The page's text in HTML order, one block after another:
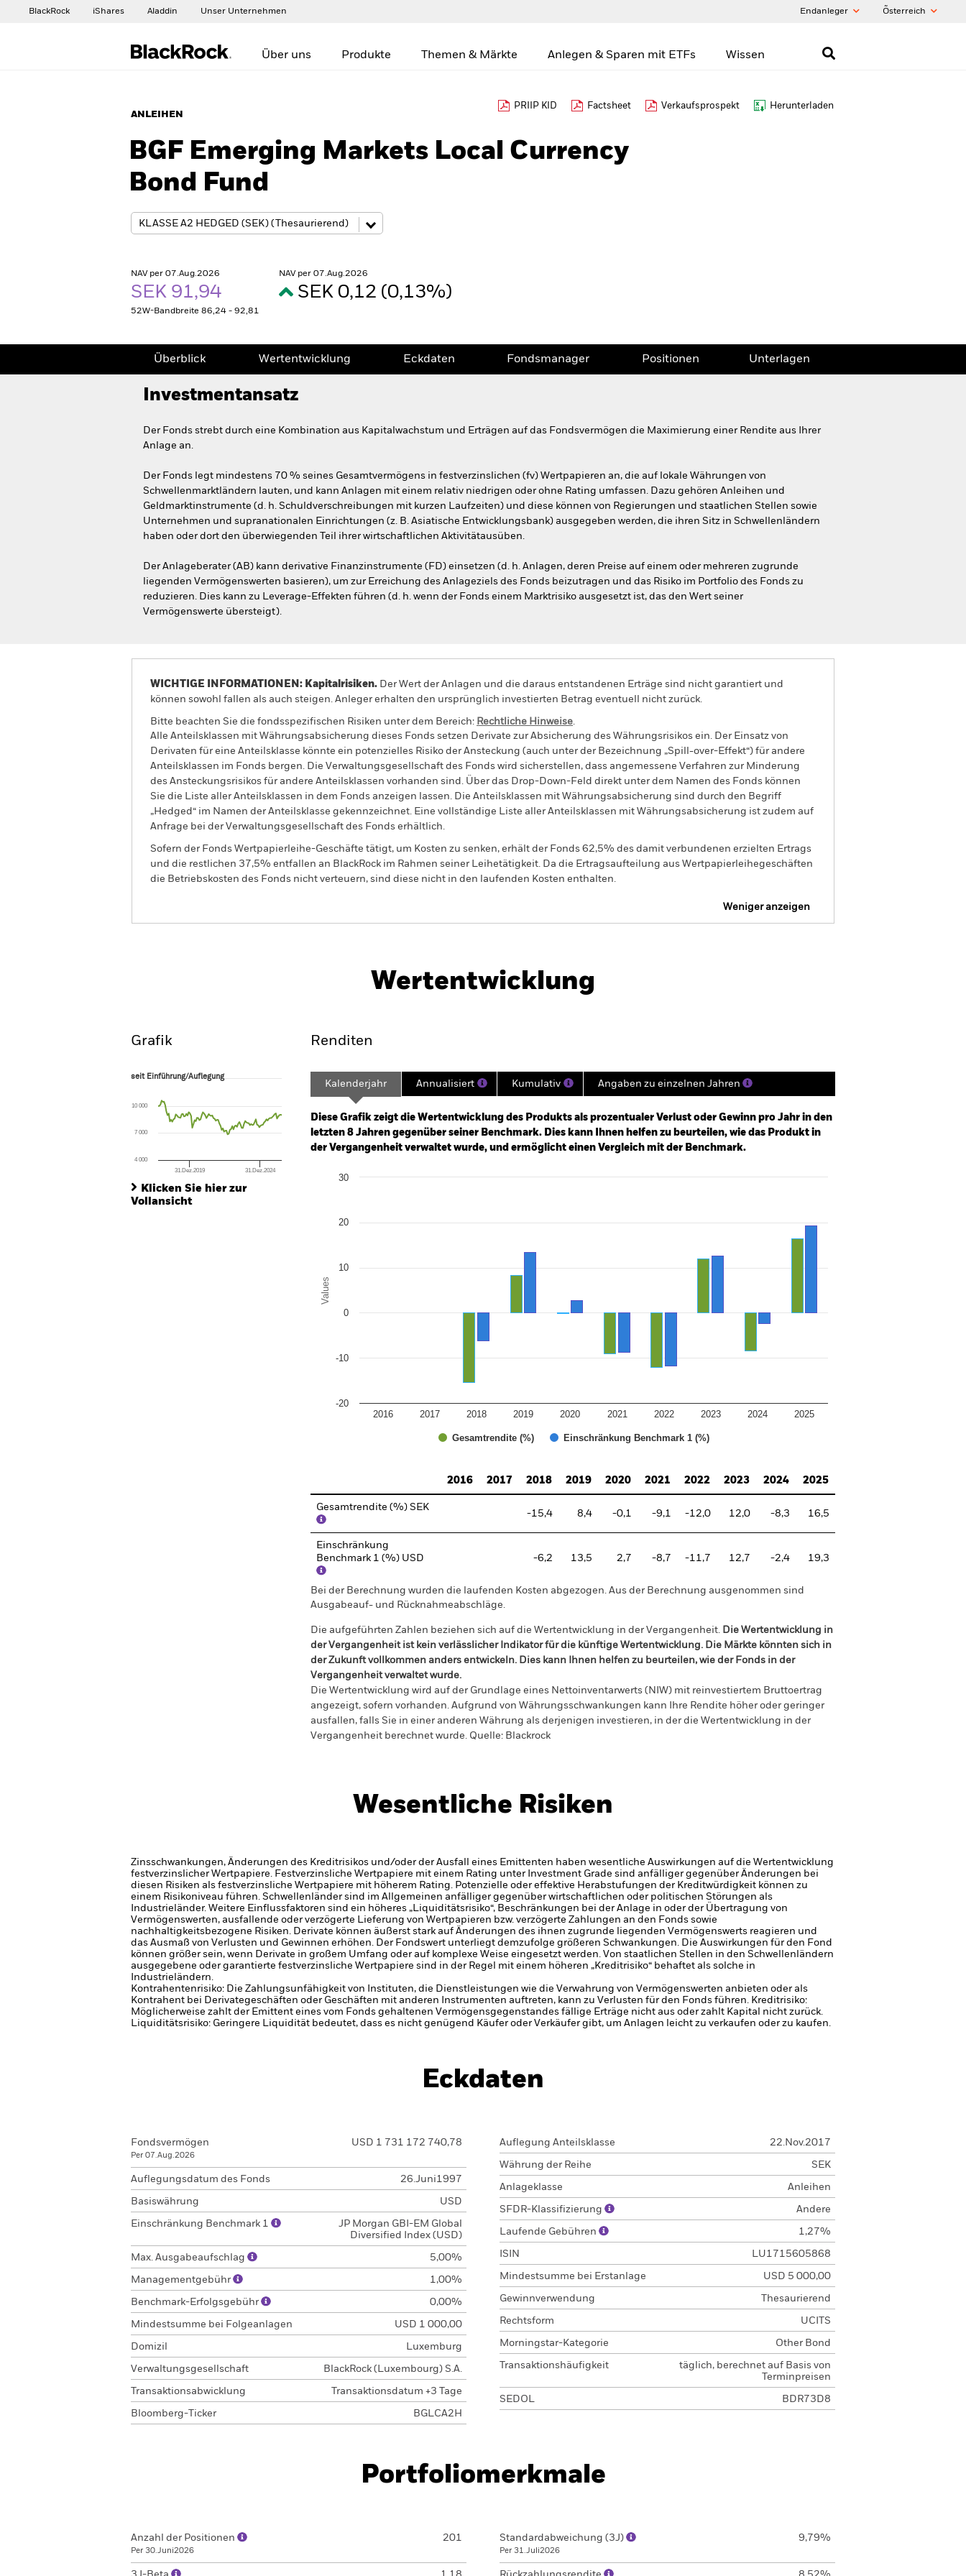
BlackRock iShares Aladdin Unser Unternehmen Endanleger Õsterreich
Über uns Produkte Themen & Märkte Anlegen & Sparen mit ETFs Wissen
ANLEIHEN
PRIIP KID Factsheet Verkaufsprospekt Herunterladen
BGF Emerging Markets Local Currency
Bond Fund
NAV per 07.Aug.2026
SEK 91,94
52W-Bandbreite 86,24 - 92,81
NAV per 07.Aug.2026
SEK 0,12 (0,13%)
Überblick Wertentwicklung Eckdaten Fondsmanager Positionen Unterlagen
Investmentansatz
Der Fonds strebt durch eine Kombination aus Kapitalwachstum und Erträgen auf das Fondsvermögen die Maximierung einer Rendite aus Ihrer
Anlage an.
Der Fonds legt mindestens 70 % seines Gesamtvermögens in festverzinslichen (fv) Wertpapieren an, die auf lokale Währungen von
Schwellenmarktländern lauten, und kann Anlagen mit einem relativ niedrigen oder ohne Rating umfassen. Dazu gehören Anleihen und
Geldmarktinstrumente (d. h. Schuldverschreibungen mit kurzen Laufzeiten) und diese können von Regierungen und staatlichen Stellen sowie
Unternehmen und supranationalen Einrichtungen (z. B. Asiatische Entwicklungsbank) ausgegeben werden, die ihren Sitz in Schwellenländern
haben oder dort den überwiegenden Teil ihrer wirtschaftlichen Aktivitätausüben.
Der Anlageberater (AB) kann derivative Finanzinstrumente (FD) einsetzen (d. h. Anlagen, deren Preise auf einem oder mehreren zugrunde
liegenden Vermögenswerten basieren), um zur Erreichung des Anlageziels des Fonds beizutragen und das Risiko im Portfolio des Fonds zu
reduzieren. Dies kann zu Leverage-Effekten führen (d. h. wenn der Fonds einem Marktrisiko ausgesetzt ist, das den Wert seiner
Vermögenswerte übersteigt).
WICHTIGE INFORMATIONEN: Kapitalrisiken. Der Wert der Anlagen und die daraus entstandenen Erträge sind nicht garantiert und
können sowohl fallen als auch steigen. Anleger erhalten den ursprünglich investierten Betrag eventuell nicht zurück.
Bitte beachten Sie die fondsspezifischen Risiken unter dem Bereich: Rechtliche Hinweise.
Alle Anteilsklassen mit Währungsabsicherung dieses Fonds setzen Derivate zur Absicherung des Währungsrisikos ein. Der Einsatz von
Derivaten für eine Anteilsklasse könnte ein potenzielles Risiko der Ansteckung (auch unter der Bezeichnung „Spill-over-Effekt“) für andere
Anteilsklassen im Fonds bergen. Die Verwaltungsgesellschaft des Fonds wird sicherstellen, dass angemessene Verfahren zur Minderung
des Ansteckungsrisikos für andere Anteilsklassen vorhanden sind. Über das Drop-Down-Feld direkt unter dem Namen des Fonds können
Sie die Liste aller Anteilsklassen in dem Fonds anzeigen lassen. Die Anteilsklassen mit Währungsabsicherung sind durch den Begriff
„Hedged“ im Namen der Anteilsklasse gekennzeichnet. Eine vollständige Liste aller Anteilsklassen mit Währungsabsicherung ist zudem auf
Anfrage bei der Verwaltungsgesellschaft des Fonds erhältlich.
Sofern der Fonds Wertpapierleihe-Geschäfte tätigt, um Kosten zu senken, erhält der Fonds 62,5% des damit verbundenen erzielten Ertrags
und die restlichen 37,5% entfallen an BlackRock im Rahmen seiner Leihetätigkeit. Da die Ertragsaufteilung aus Wertpapierleihegeschäften
die Betriebskosten des Fonds nicht verteuern, sind diese nicht in den laufenden Kosten enthalten.
Weniger anzeigen
Eckdaten Fondsmanager
Wertentwicklung
Grafik
seit Einführung/Auflegung
The chart has 1 X axis displaying Time. Range: 2017-10-01 00:00:00 to 2026-07-31 00:00:00.
The chart has 1 Y axis displaying values. Range: -60 to 30.
seit Einführung/Auflegung
31.Dez.2019 31.Dez.2024
4 000
7 000
10 000
Klicken Sie hier zur
Vollansicht
Renditen
Kalenderjahr Annualisiert Kumulativ Angaben zu einzelnen Jahren
Diese Grafik zeigt die Wertentwicklung des Produkts als prozentualer Verlust oder Gewinn pro Jahr in den
letzten 8 Jahren gegenüber seiner Benchmark. Dies kann Ihnen helfen zu beurteilen, wie das Produkt in
der Vergangenheit verwaltet wurde, und ermöglicht einen Vergleich mit der Benchmark.
Bar chart with 2 data series.
Values
Gesamtrendite (%) Einschränkung Benchmark 1 (%)
2016 2017 2018 2019 2020 2021 2022 2023 2024 2025
-20
-10
0
10
20
30
2016
2017 2018 2019 2020 2021 2022 2023 2024 2025
Gesamtrendite (%) SEK
-15,4 8,4 -0,1 -9,1 -12,0 12,0 -8,3 16,5
Einschränkung
Benchmark 1 (%) USD
-6,2 13,5 2,7 -8,7 -11,7 12,7 -2,4 19,3
Bei der Berechnung wurden die laufenden Kosten abgezogen. Aus der Berechnung ausgenommen sind
Ausgabeauf- und Rücknahmeabschläge.
Die aufgeführten Zahlen beziehen sich auf die Wertentwicklung in der Vergangenheit. Die Wertentwicklung in
der Vergangenheit ist kein verlässlicher Indikator für die künftige Wertentwicklung. Die Märkte könnten sich in
der Zukunft vollkommen anders entwickeln. Dies kann Ihnen helfen zu beurteilen, wie der Fonds in der
Vergangenheit verwaltet wurde.
Die Wertentwicklung wird auf der Grundlage eines Nettoinventarwerts (NIW) mit reinvestiertem Bruttoertrag
angezeigt, sofern vorhanden. Aufgrund von Währungsschwankungen kann Ihre Rendite höher oder geringer
ausfallen, falls Sie in einer anderen Währung als derjenigen investieren, in der die Wertentwicklung in der
Vergangenheit berechnet wurde. Quelle: Blackrock
Wesentliche Risiken
Zinsschwankungen, Änderungen des Kreditrisikos und/oder der Ausfall eines Emittenten haben wesentliche Auswirkungen auf die Wertentwicklung
festverzinslicher Wertpapiere. Festverzinsliche Wertpapiere mit einem Rating unter Investment Grade sind anfälliger gegenüber Änderungen bei
diesen Risiken als festverzinsliche Wertpapiere mit höherem Rating. Potenzielle oder effektive Herabstufungen der Kreditwürdigkeit können zu
einem Risikoniveau führen. Schwellenländer sind im Allgemeinen anfälliger gegenüber wirtschaftlichen oder politischen Störungen als
Industrieländer. Weitere Einflussfaktoren sind ein höheres „Liquiditätsrisiko“, Beschränkungen bei der Anlage in oder der Übertragung von
Vermögenswerten, ausfallende oder verzögerte Lieferung von Wertpapieren bzw. verzögerte Zahlungen an den Fonds sowie
nachhaltigkeitsbezogene Risiken. Derivate können äußerst stark auf Änderungen des ihnen zugrunde liegenden Vermögenswerts reagieren und
das Ausmaß von Verlusten und Gewinnen erhöhen. Der Fondswert unterliegt demzufolge größeren Schwankungen. Die Auswirkungen für den Fond
können größer sein, wenn Derivate in großem Umfang oder auf komplexe Weise eingesetzt werden. Von staatlichen Stellen in den Schwellenländern
ausgegebene oder garantierte festverzinsliche Wertpapiere sind in der Regel mit einem höheren „Kreditrisiko“ behaftet als solche in
Industrieländern.
Kontrahentenrisiko: Die Zahlungsunfähigkeit von Instituten, die Dienstleistungen wie die Verwahrung von Vermögenswerten anbieten oder als
Kontrahent bei Derivategeschäften oder Geschäften mit anderen Instrumenten auftreten, kann zu Verlusten für den Fonds führen. Kreditrisiko:
Möglicherweise zahlt der Emittent eines vom Fonds gehaltenen Vermögensgegenstandes fällige Erträge nicht aus oder zahlt Kapital nicht zurück.
Liquiditätsrisiko: Geringere Liquidität bedeutet, dass es nicht genügend Käufer oder Verkäufer gibt, um Anlagen leicht zu verkaufen oder zu kaufen.
Eckdaten
Fondsvermögen
Per 07.Aug.2026
USD 1 731 172 740,78
Auflegungsdatum des Fonds 26.Juni1997
Basiswährung USD
Einschränkung Benchmark 1
JP Morgan GBI-EM Global
Diversified Index (USD)
Max. Ausgabeaufschlag 5,00%
Managementgebühr 1,00%
Benchmark-Erfolgsgebühr 0,00%
Mindestsumme bei Folgeanlagen USD 1 000,00
Domizil Luxemburg
Verwaltungsgesellschaft BlackRock (Luxembourg) S.A.
Transaktionsabwicklung Transaktionsdatum +3 Tage
Bloomberg-Ticker BGLCA2H
Auflegung Anteilsklasse 22.Nov.2017
Währung der Reihe SEK
Anlageklasse Anleihen
SFDR-Klassifizierung Andere
Laufende Gebühren 1,27%
ISIN LU1715605868
Mindestsumme bei Erstanlage USD 5 000,00
Gewinnverwendung Thesaurierend
Rechtsform UCITS
Morningstar-Kategorie Other Bond
Transaktionshäufigkeit
täglich, berechnet auf Basis von
Terminpreisen
SEDOL BDR73D8
Portfoliomerkmale
Anzahl der Positionen
Per 30.Juni2026
201 Standardabweichung (3J)
Per 31.Juli2026
9,79%